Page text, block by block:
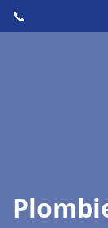
📞